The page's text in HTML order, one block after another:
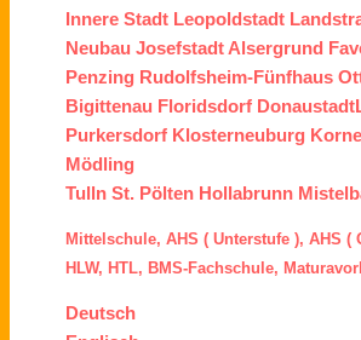
Innere Stadt Leopoldstadt
Neubau JosefstadtAlsergrund
Penzing Rudolfsheim-Fünfhaus
Bigittenau Floridsdorf Donaustadt
Purkersdorf Klosterneuburg
Mödling
Tulln St. Pölten Hollabrunn
Mittelschule, AHS ( Unterstufe ), AHS (
HLW, HTL, BMS-Fachschule,
Deutsch